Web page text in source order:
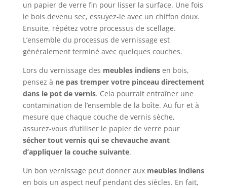
un papier de verre fin pour lisser la surface. Une fois
le bois devenu sec, essuyez-le avec un chiffon doux.
Ensuite, répétez votre processus de scellage.
L’ensemble du processus de vernissage est
généralement terminé avec quelques couches.
Lors du vernissage des meubles indiensen bois,
pensez à ne pas tremper votre pinceau directement
dans le pot de vernis. Cela pourrait entraîner une
contamination de l’ensemble de la boîte. Au fur et à
mesure que chaque couche de vernis sèche,
assurez-vous d’utiliser le papier de verre pour
sécher tout vernis qui se chevauche avant
d’appliquer la couche suivante.
Un bon vernissage peut donner aux meubles indiens
en bois un aspect neuf pendant des siècles. En fait,